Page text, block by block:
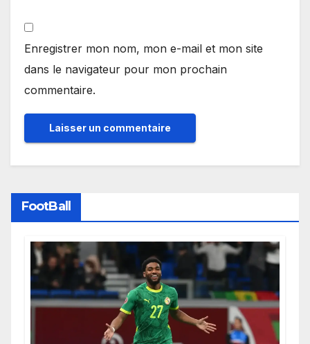
Enregistrer mon nom, mon e-mail et mon site
dans le navigateur pour mon prochain
commentaire.
FootBall